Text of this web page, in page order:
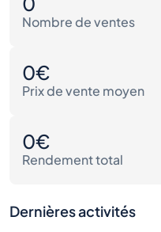
Nombre de ventes
0€
Prix de vente moyen
0€
Rendement total
Dernières activités